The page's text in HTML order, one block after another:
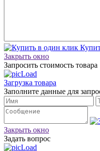
Закрыть окно
Запросить стоимость товара
Загрузка товара
Заполните данные для
Закрыть окно
Задать вопрос